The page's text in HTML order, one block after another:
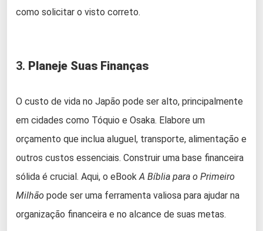
como solicitar o visto correto.
3. Planeje Suas Finanças
O custo de vida no Japão pode ser alto, principalmente
em cidades como Tóquio e Osaka. Elabore um
orçamento que inclua aluguel, transporte, alimentação e
outros custos essenciais. Construir uma base financeira
sólida é crucial. Aqui, o eBookA Bíblia para o Primeiro
Milhão pode ser uma ferramenta valiosa para ajudar na
organização financeira e no alcance de suas metas.